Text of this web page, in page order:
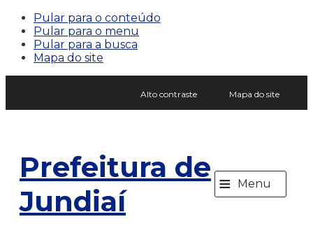
Pular para o conteúdo
Pular para o menu
Pular para a busca
Mapa do site
Alto contraste Mapa do site
Prefeitura de
Jundiaí
≡ Menu